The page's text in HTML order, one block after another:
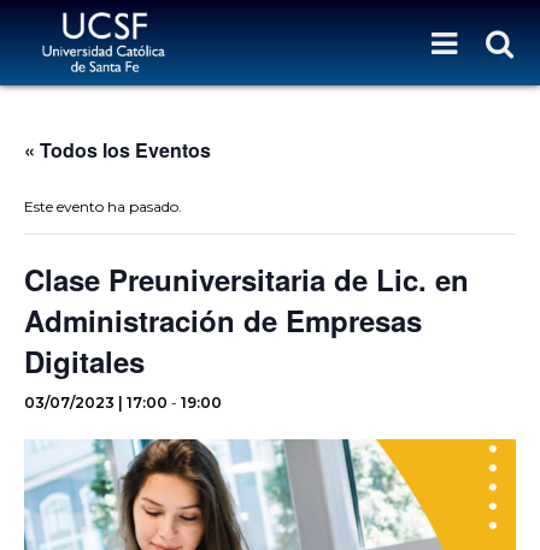
« Todos los Eventos
Este evento ha pasado.
Clase Preuniversitaria de Lic. en
Administración de Empresas
Digitales
03/07/2023 | 17:00 - 19:00